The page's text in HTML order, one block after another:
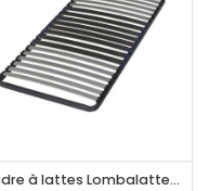
Cadre à lattes Lombalattes 90 x 200 cm